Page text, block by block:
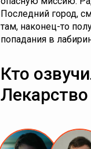
Последний город,
там, наконец-то
попадания в
Кто